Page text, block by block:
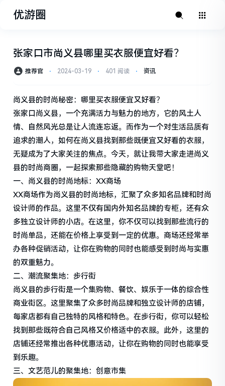
优游圈
张家口市尚义县哪里买衣服便宜好看？
推荐官 ⋅ 2024-03-19 ⋅ 401 阅读 ⋅ 资讯
尚义县的时尚秘密：哪里买衣服便宜又好看？
张家口尚义县，一个充满活力与魅力的地方，它的风土人
情、自然风光总是让人流连忘返。而作为一个对生活品质有
追求的潮人，如何在尚义县找到那些既便宜又好看的衣服，
无疑成为了大家关注的焦点。今天，就让我带大家走进尚义
县的时尚商圈，一起探索那些隐藏的购物天堂吧！
一、尚义县的时尚地标：XX商场
XX商场作为尚义县的时尚地标，汇聚了众多知名品牌和时尚
设计师的作品。这里不仅有国内外知名品牌的专柜，还有众
多独立设计师的小店。在这里，你不仅可以找到那些流行的
时尚单品，还能在价格上享受到一定的优惠。商场还经常举
办各种促销活动，让你在购物的同时也能感受到时尚与实惠
的双重魅力。
二、潮流聚集地：步行街
尚义县的步行街是一个集购物、餐饮、娱乐于一体的综合性
商业街区。这里聚集了众多时尚品牌和独立设计师的店铺，
每家店都有自己独特的风格和特色。在步行街，你可以轻松
找到那些既符合自己风格又价格适中的衣服。此外，这里的
店铺还经常推出各种优惠活动，让你在购物的同时也能享受
到乐趣。
三、文艺范儿的聚集地：创意市集